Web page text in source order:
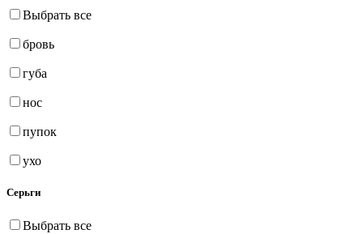
Выбрать все
бровь
губа
нос
пупок
ухо
Серьги
Выбрать все